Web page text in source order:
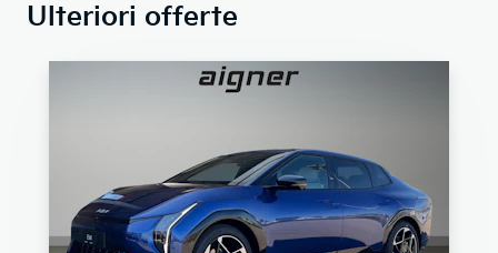
Ulteriori offerte